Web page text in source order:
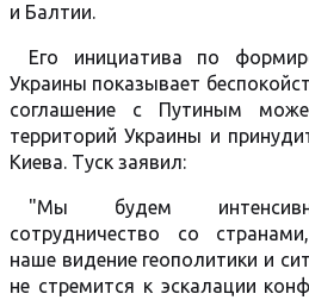
и Балтии.
Его инициатива по
Украины показывает
соглашение с Путиным
территорий Украины и
Киева. Туск заявил:
"Мы будем
сотрудничество со
наше видение геополитики и
не стремится к эскалации